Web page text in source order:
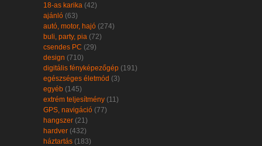
18-as karika (42)
ajánló (63)
autó, motor, hajó (274)
buli, party, pia (72)
csendes PC (29)
design (710)
digitális fényképezőgép (191)
egészséges életmód (3)
egyéb (145)
extrém teljesítmény (11)
GPS, navigáció (77)
hangszer (21)
hardver (432)
háztartás (183)